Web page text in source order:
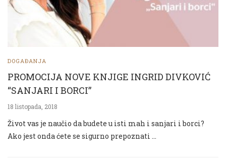
DOGAĐANJA
PROMOCIJA NOVE KNJIGE INGRID DIVKOVIĆ
“SANJARI I BORCI”
18 listopada, 2018
Život vas je naučio da budete u isti mah i sanjari i borci?
Ako jest onda ćete se sigurno prepoznati …